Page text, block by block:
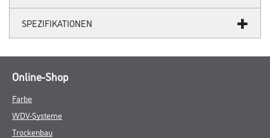
SPEZIFIKATIONEN
Online-Shop
Farbe
WDV-Systeme
Trockenbau